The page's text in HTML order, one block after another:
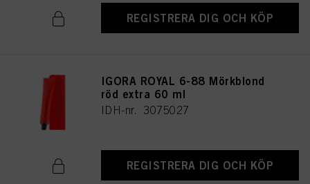
REGISTRERA DIG OCH KÖP
IGORA ROYAL 6-88 Mörkblond
röd extra 60 ml
IDH-nr. 3075027
REGISTRERA DIG OCH KÖP